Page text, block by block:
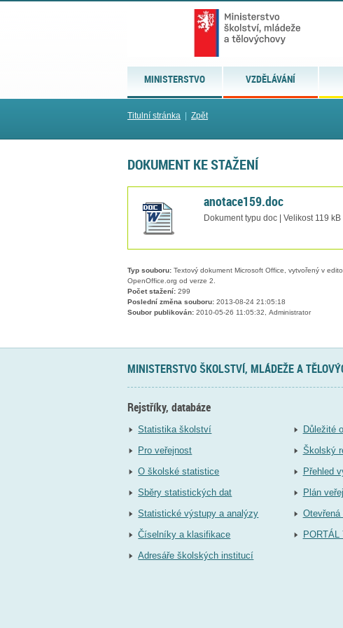
MINISTERSTVO VZDĚLÁVÁNÍ
Titulní stránka Zpět
DOKUMENT KE STAŽENÍ
anotace159.doc
Dokument typu doc | Velikost 119 kB
Typ souboru: Textový dokument Microsoft Office, vytvořený v
OpenOffice.org od verze 2.
Počet stažení: 299
Poslední změna souboru: 2013-08-24 21:05:18
Soubor publikován: 2010-05-26 11:05:32, Administrator
MINISTERSTVO ŠKOLSTVÍ, MLÁDEŽE A
Rejstříky, databáze
Statistika školství
Pro veřejnost
O školské statistice
Sběry statistických dat
Statistické výstupy a analýzy
Číselníky a klasifikace
Adresáře školských institucí
Důležité
Školský
Přehled
Plán
Otevřená
PORTÁL